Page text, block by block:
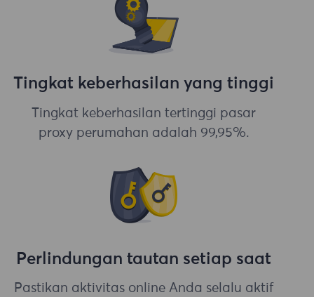
Tingkat keberhasilan yang tinggi
Tingkat keberhasilan tertinggi pasar
proxy perumahan adalah 99,95%.
Perlindungan tautan setiap saat
Pastikan aktivitas online Anda selalu aktif